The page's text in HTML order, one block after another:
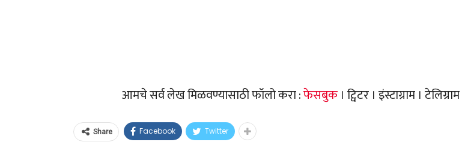
आमचे सर्व लेख मिळवण्यासाठी फॉलो करा :फेसबुक । ट्विटर । इंस्टाग्राम । टेलिग्राम
Share Facebook Twitter